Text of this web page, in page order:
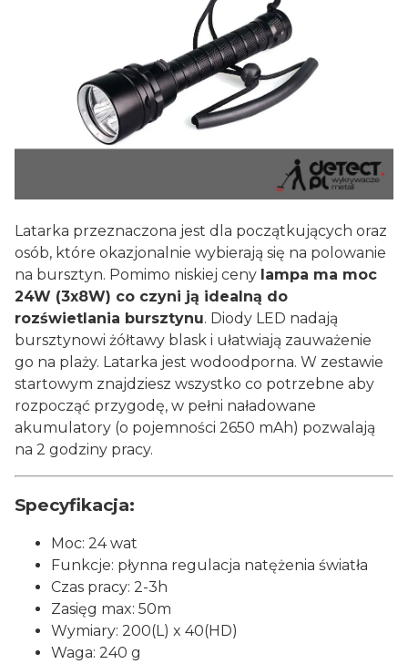
Latarka przeznaczona jest dla początkujących oraz
osób, które okazjonalnie wybierają się na polowanie
na bursztyn. Pomimo niskiej ceny lampa ma moc
24W (3x8W) co czyni ją idealną do
rozświetlania bursztynu. Diody LED nadają
bursztynowi żółtawy blask i ułatwiają zauważenie
go na plaży. Latarka jest wodoodporna. W zestawie
startowym znajdziesz wszystko co potrzebne aby
rozpocząć przygodę, w pełni naładowane
akumulatory (o pojemności 2650 mAh) pozwalają
na 2 godziny pracy.
Specyfikacja:
Moc: 24 wat
Funkcje: płynna regulacja natężenia światła
Czas pracy: 2-3h
Zasięg max: 50m
Wymiary: 200(L) x 40(HD)
Waga: 240 g